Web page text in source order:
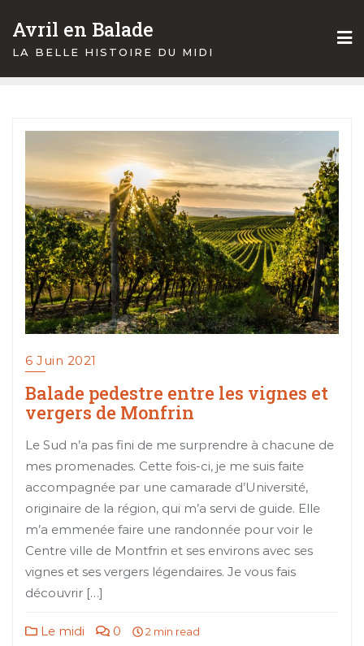
content
Avril en Balade
LA BELLE HISTOIRE DU MIDI
6 Juin 2021
Balade pedestre entre les vignes et
vergers de Monfrin
Le Sud n’a pas fini de me surprendre à chacune de
mes promenades. Cette fois-ci, je me suis faite
accompagnée par une camarade d’Université,
originaire de la région, qui m’a servi de guide. Elle
m’a emmenée faire une randonnée pour voir le
Centre ville de Montfrin et ses environs avec ses
vignes et ses vergers légendaires. Je vous fais
découvrir […]
Le midi 0 2 min read